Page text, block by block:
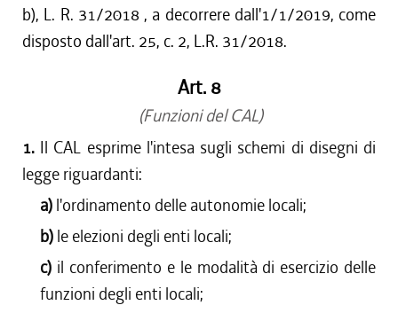
b), L. R. 31/2018 , a decorrere dall'1/1/2019, come
disposto dall'art. 25, c. 2, L.R. 31/2018.
Art. 8
(Funzioni del CAL)
1. Il CAL esprime l'intesa sugli schemi di disegni di
legge riguardanti:
a) l'ordinamento delle autonomie locali;
b) le elezioni degli enti locali;
c) il conferimento e le modalità di esercizio delle
funzioni degli enti locali;